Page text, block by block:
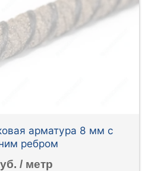
арматура 8 мм с
ребром
/ метр